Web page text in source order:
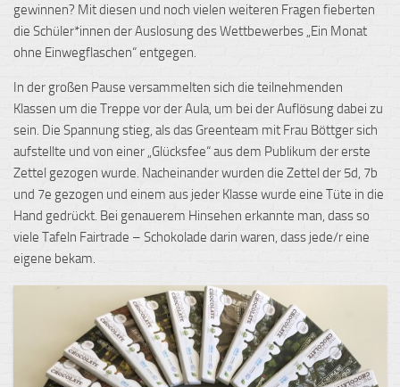
gewinnen? Mit diesen und noch vielen weiteren Fragen fieberten
die Schüler*innen der Auslosung des Wettbewerbes „Ein Monat
ohne Einwegflaschen“ entgegen.
In der großen Pause versammelten sich die teilnehmenden
Klassen um die Treppe vor der Aula, um bei der Auflösung dabei zu
sein. Die Spannung stieg, als das Greenteam mit Frau Böttger sich
aufstellte und von einer „Glücksfee“ aus dem Publikum der erste
Zettel gezogen wurde. Nacheinander wurden die Zettel der 5d, 7b
und 7e gezogen und einem aus jeder Klasse wurde eine Tüte in die
Hand gedrückt. Bei genauerem Hinsehen erkannte man, dass so
viele Tafeln Fairtrade – Schokolade darin waren, dass jede/r eine
eigene bekam.